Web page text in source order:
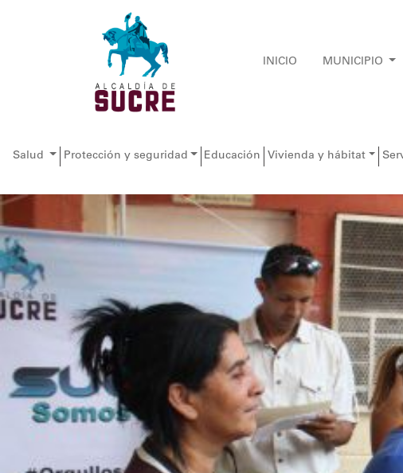
INICIO MUNICIPIO
Salud Protección y seguridad Educación Vivienda y hábitat